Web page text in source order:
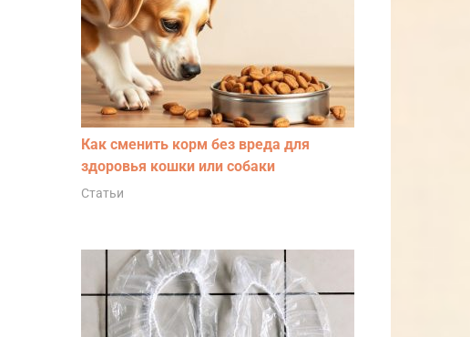
Как сменить корм без вреда для
здоровья кошки или собаки
Статьи